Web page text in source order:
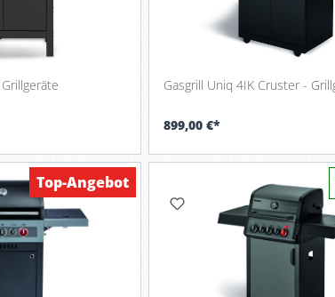
Gasgrill Uniq 4IK Cruster -
899,00 €*
Top-Angebot